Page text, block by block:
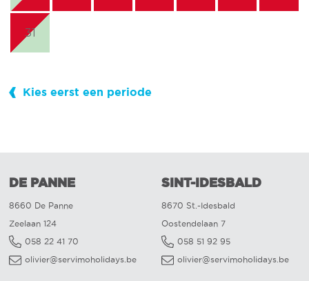
31
Kies eerst een periode
DE PANNE
8660 De Panne
Zeelaan 124
058 22 41 70
olivier@servimoholidays.be
SINT-IDESBALD
8670 St.-Idesbald
Oostendelaan 7
058 51 92 95
olivier@servimoholidays.be